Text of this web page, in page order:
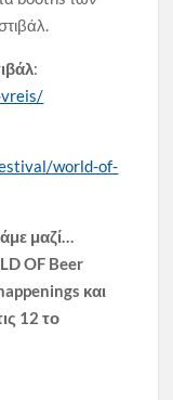
:
world-of-
μαζί…
OF Beer
και
12 το